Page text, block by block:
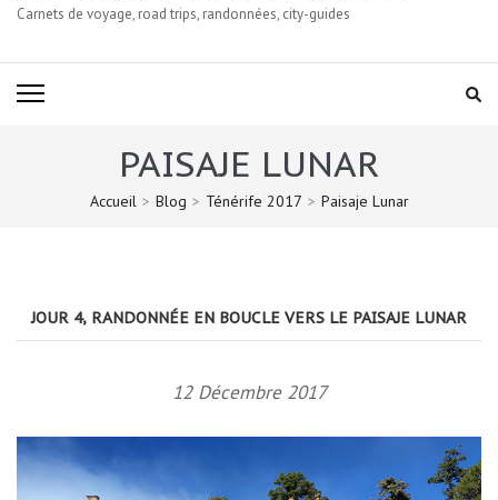
Carnets de voyage, road trips, randonnées, city-guides
PAISAJE LUNAR
Accueil > Blog > Ténérife 2017 > Paisaje Lunar
JOUR 4, RANDONNÉE EN BOUCLE VERS LE PAISAJE LUNAR
12 Décembre 2017